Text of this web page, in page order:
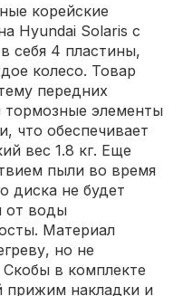
корейские
Hyundai Solaris с
себя 4 пластины,
колесо. Товар
передних
тормозные элементы
что обеспечивает
вес 1.8 кг. Еще
пыли во время
диска не будет
от воды
Материал
но не
в комплекте
прижим накладки и